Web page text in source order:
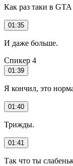
Как раз таки в
01:35
И даже больше.
Спикер 4
01:39
Я кончил, это
01:40
Трижды.
01:41
Так что ты